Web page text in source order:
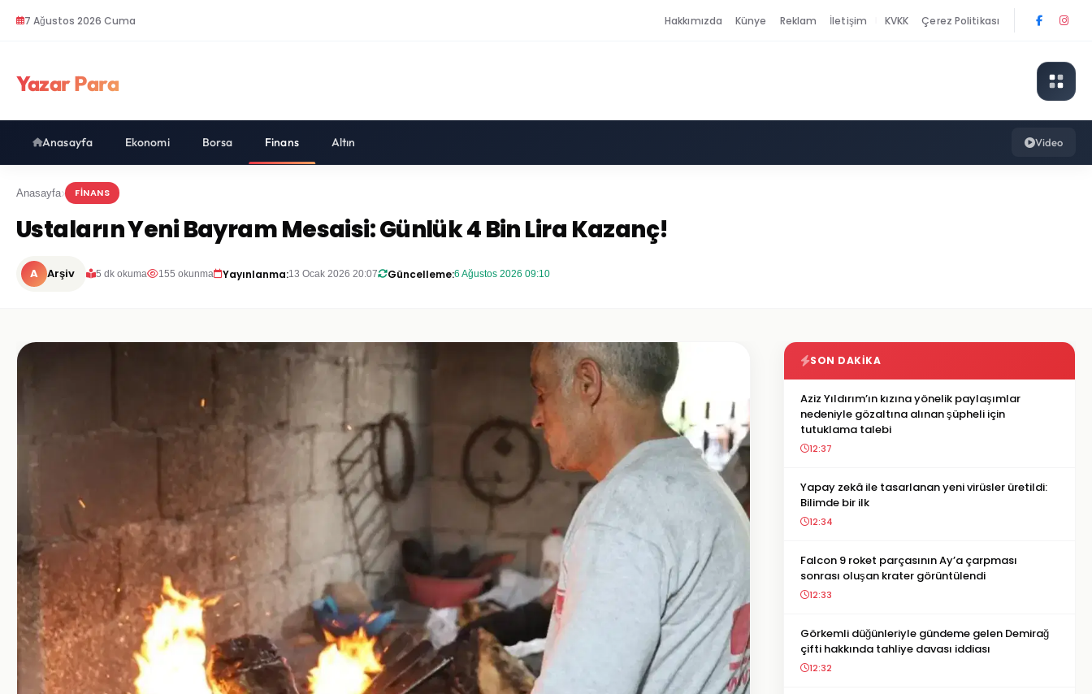
7 Ağustos 2026 Cuma Hakkımızda Künye Reklam İletişim KVKK Çerez Politikası
Yazar Para
Anasayfa Ekonomi Borsa Finans Altın Video
Anasayfa FINANS
Ustaların Yeni Bayram Mesaisi: Günlük 4 Bin Lira Kazanç!
A Arşiv 5 dk okuma 155 okunma Yayınlanma:13 Ocak 2026 20:07 Güncelleme:6 Ağustos 2026 09:10
SON DAKIKA
Aziz Yıldırım’ın kızına yönelik paylaşımlar
nedeniyle gözaltına alınan şüpheli için
tutuklama talebi
12:37
Yapay zekâ ile tasarlanan yeni virüsler üretildi:
Bilimde bir ilk
12:34
Falcon 9 roket parçasının Ay’a çarpması
sonrası oluşan krater görüntülendi
12:33
Görkemli düğünleriyle gündeme gelen Demirağ
çifti hakkında tahliye davası iddiası
12:32